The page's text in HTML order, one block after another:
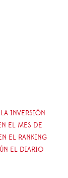
INVERSIÓN
EL MES DE
EL RANKING
EL DIARIO